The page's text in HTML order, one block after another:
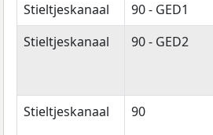
Stieltjeskanaal 90 - GED1
Stieltjeskanaal
90 - GED2
Stieltjeskanaal 90